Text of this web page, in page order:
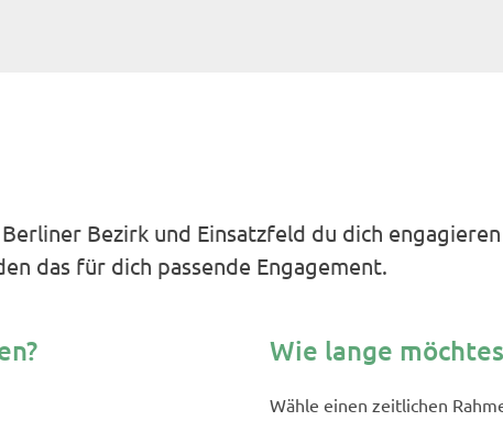
Bezirk und Einsatzfeld du dich
das für dich passende Engagement.
Wie lange
Wähle einen zeitlichen